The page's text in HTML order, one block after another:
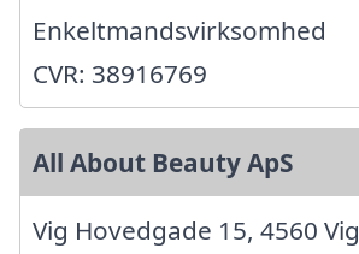
Enkeltmandsvirksomhed
CVR: 38916769
All About Beauty ApS
Vig Hovedgade 15, 4560 Vig